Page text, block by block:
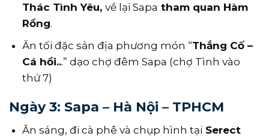
Thác Tình Yêu,về lại Sapa tham quan Hàm
Rồng.
Ăn tối đặc sản địa phương món “Thắng Cố –
Cá hồi...” dạo chợ đêm Sapa (chợ Tình vào
thứ 7)
Ngày 3: Sapa – Hà Nội – TPHCM
Ăn sáng, đi cà phê và chụp hình tại Serect